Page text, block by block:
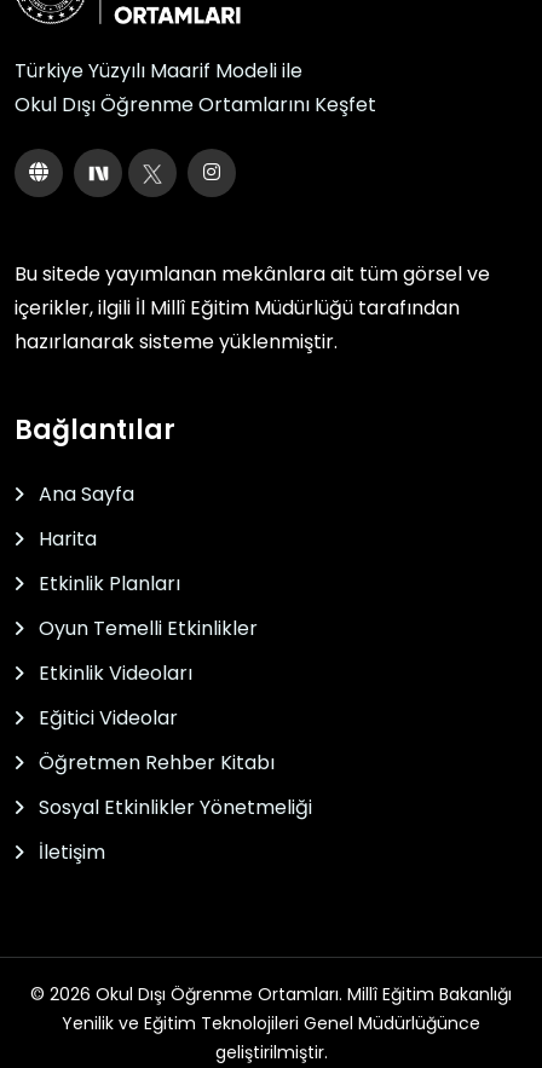
Türkiye Yüzyılı Maarif Modeli ile
Okul Dışı Öğrenme Ortamlarını Keşfet
Bu sitede yayımlanan mekânlara ait tüm görsel ve
içerikler, ilgili İl Millî Eğitim Müdürlüğü tarafından
hazırlanarak sisteme yüklenmiştir.
Bağlantılar
Ana Sayfa
Harita
Etkinlik Planları
Oyun Temelli Etkinlikler
Etkinlik Videoları
Eğitici Videolar
Öğretmen Rehber Kitabı
Sosyal Etkinlikler Yönetmeliği
İletişim
© 2026 Okul Dışı Öğrenme Ortamları. Millî Eğitim Bakanlığı
Yenilik ve Eğitim Teknolojileri Genel Müdürlüğünce
geliştirilmiştir.